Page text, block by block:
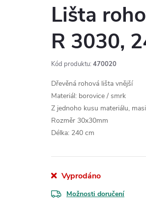
Lišta
R 3030,
Kód produktu: 470020
Dřevěná rohová lišta vnější
Materiál: borovice / smrk
Z jednoho kusu materiálu,
Rozměr 30x30mm
Délka: 240 cm
Vyprodáno
Možnosti doručení